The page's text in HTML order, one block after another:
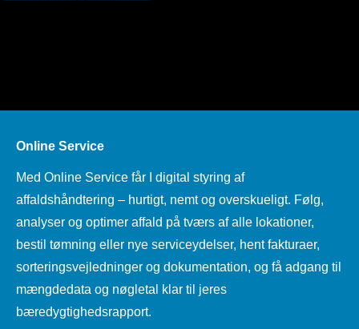
Online Service
Med Online Service får I digital styring af
affaldshåndtering – hurtigt, nemt og overskueligt. Følg,
analyser og optimer affald på tværs af alle lokationer,
bestil tømning eller nye serviceydelser, hent fakturaer,
sorteringsvejledninger og dokumentation, og få adgang til
mængdedata og nøgletal klar til jeres
bæredygtighedsrapport.